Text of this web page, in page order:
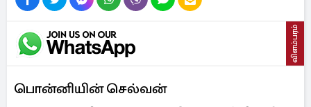
விளம்பரம்
பொன்னியின் செல்வன்